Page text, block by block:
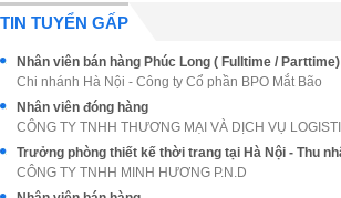
TIN TUYỂN GẤP
Nhân viên bán hàng Phúc Long ( Fulltime / Parttime)
Chi nhánh Hà Nội - Công ty Cổ phần BPO Mắt Bão
Nhân viên đóng hàng
CÔNG TY TNHH MINH HƯƠNG P.N.D